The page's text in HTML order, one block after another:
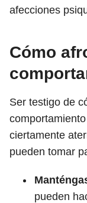
afecciones
Cómo
Ser testigo de
ciertamente
pueden tomar
pueden